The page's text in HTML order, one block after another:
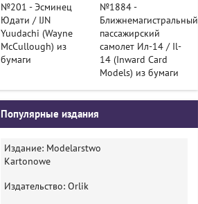
№201 - Эсминец
Юдати / IJN
Yuudachi (Wayne
McCullough) из
бумаги
№1884 -
Ближнемагистральный
пассажирский
самолет Ил-14 / Il-
14 (Inward Card
Models) из бумаги
Популярные издания
Издание: Modelarstwo
Kartonowe
Издательство: Orlik